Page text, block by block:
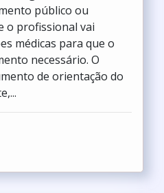
público ou
o profissional vai
médicas para que o
necessário. O
de orientação do